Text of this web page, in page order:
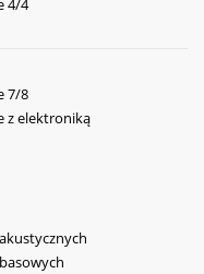
4/4
7/8
z elektroniką